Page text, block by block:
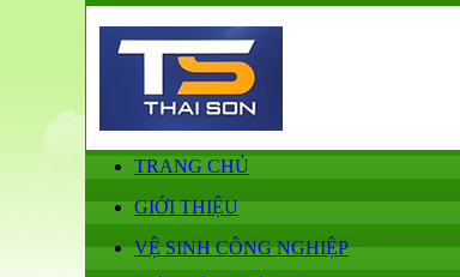
TRANG CHỦ
GIỚI THIỆU
VỆ SINH CÔNG NGHIỆP